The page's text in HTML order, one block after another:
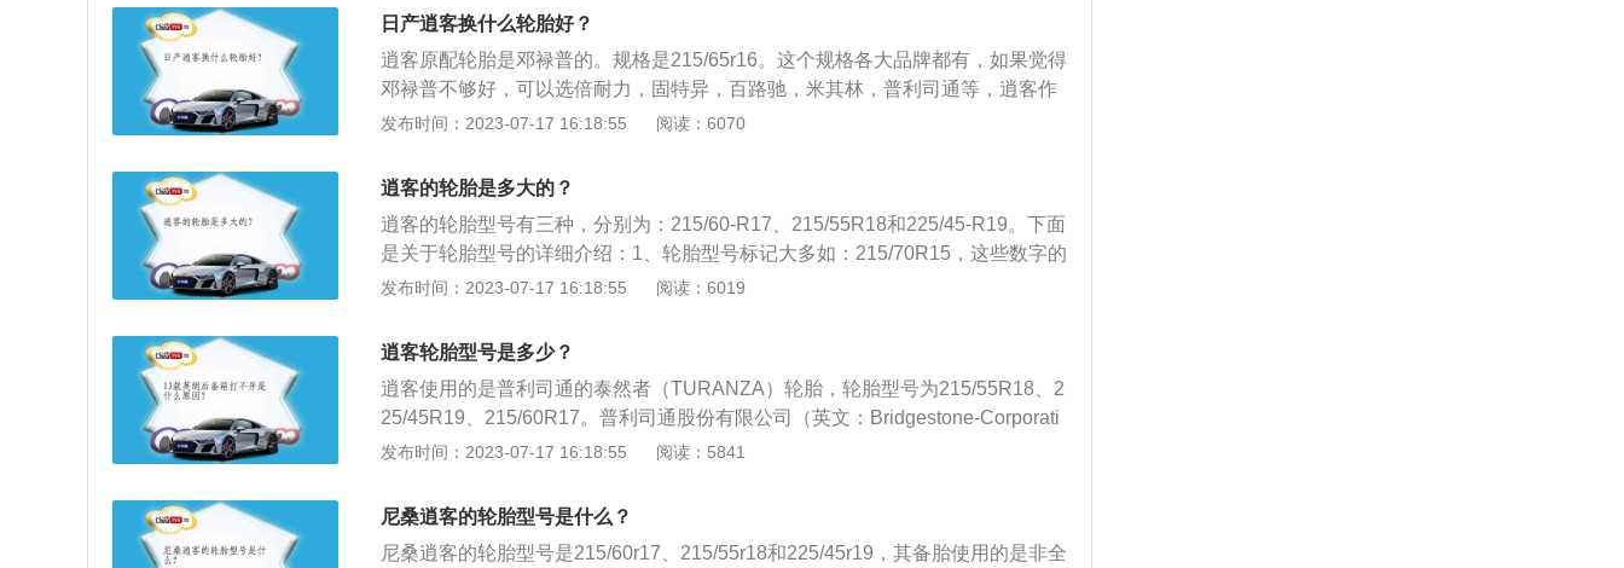
况下，普通轿车不应使用扁平比>75%的轮胎，豪华轿车和高性能跑车推荐采用
扁平比<60%的轮胎。3.R是英文Radial的缩写，表示轮胎为辐射层结构。4.15是
轮辋的外径，单位是英寸。某些轮胎的胎壁上标有箭头或OUTER-SIDE字样，它
表示轮胎的转动方向。如果胎壁上画有一个小雨伞标志，就表明这种轮胎适合在
雨天或湿滑路面上行驶。
日产逍客换什么轮胎好？
逍客原配轮胎是邓禄普的。规格是215/65r16。这个规格各大品牌都有，如果觉得
邓禄普不够好，可以选倍耐力，固特异，百路驰，米其林，普利司通等，逍客作
为入门级SUV，或者说是Cross跨界车型，它具有相对紧凑的身材。以下是检测
橡胶制品。通常安装在金属轮辋上，能支承车身，缓冲外界冲击，实现与路面的
接触并保证车辆的行驶性能。2、轮胎常在复杂和苛刻的条件下使用，在行驶时
承受着各种变形、负荷、力以及高低温作用，因此必须具有较高的承载性能、牵
引性能、缓冲性能。
发布时间：2023-07-17 16:18:55 阅读：6070
逍客的轮胎是多大的？
逍客的轮胎型号有三种，分别为：215/60-R17、215/55R18和225/45-R19。下面
是关于轮胎型号的详细介绍：1、轮胎型号标记大多如：215/70R15，这些数字的
含义分别是：215表示轮胎断面宽度，单位是mm，一般轮胎的宽度在145—285m
代表70%，一般轮胎的扁平比在30%—80%之间。2、某些轮胎的胎壁上标有箭
头或OUTER-SIDE字样，它表示轮胎的转动方向。如果胎壁上画有一个小雨伞标
志，表明这种轮胎适合于在雨天或湿滑路面上行驶。3、有的轮胎还含有其他的
字母或符号，是有特殊含义的：“X”表示高压胎；“C”表示加强型；"B"表示斜交
胎；“一”表示低压胎。M、S分别是英文Mud和Snow的缩写，它表示这种轮胎适
发布时间：2023-07-17 16:18:55 阅读：6019
逍客轮胎型号是多少？
逍客使用的是普利司通的泰然者（TURANZA）轮胎，轮胎型号为215/55R18、2
25/45R19、215/60R17。普利司通股份有限公司（英文：Bridgestone-Corporati
on）是由石桥正二郎于1931年在日本福冈县久留米市建立的轮胎制造厂。在201
的姓氏以意译的方式翻译而来。普利司通是日本最大的轮胎制造商，也是世界最
大的轮胎制造商。在中文领域中普利司通早年曾被称为石桥牌，但今日已由该公
司统一采用音译的普利司通来称呼。逍客的轮胎在日常使用中，要注意以下几
发布时间：2023-07-17 16:18:55 阅读：5841
尼桑逍客的轮胎型号是什么？
尼桑逍客的轮胎型号是215/60r17、215/55r18和225/45r19，其备胎使用的是非全